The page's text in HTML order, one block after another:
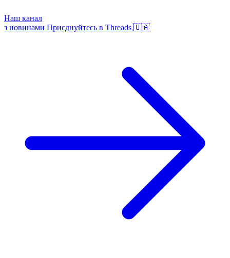
Наш канал
з новинами Приєднуйтесь в Threads 🇺🇦